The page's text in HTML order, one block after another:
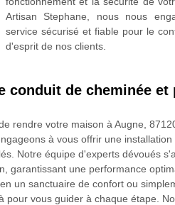
Artisan Stephane, nous nous
service sécurisé et fiable pour le
d'esprit de nos clients.
conduit de cheminée et
rendre votre maison à Augne,
à vous offrir une
Notre équipe d'experts dévoués
garantissant une performance
un sanctuaire de confort ou
pour vous guider à chaque étape.